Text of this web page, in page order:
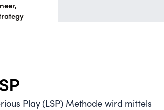
Play (LSP) Methode wird mittels